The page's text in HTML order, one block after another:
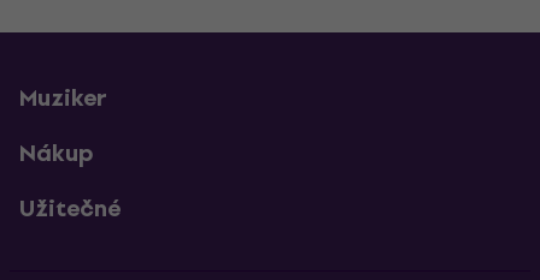
Muziker
Nákup
Užitečné